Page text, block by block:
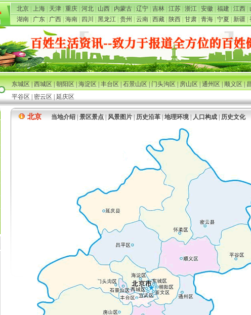
北京 上海 天津 重庆 河北 山西 内蒙古 辽宁 吉林 江苏 浙江 安徽 福建 江西
湖南
广东 广西 海南 四川 黑龙江 贵州 云南 西藏 陕西 甘肃 青海 宁夏 新疆
东城区|西城区|朝阳区|海淀区|丰台区|石景山区|门头沟区|房山区|通州区|顺义区|
平谷区
密云区 延庆区
北京 当地介绍 景区景点 风景图片 历史沿革 地理环境 人口构成 历史文化